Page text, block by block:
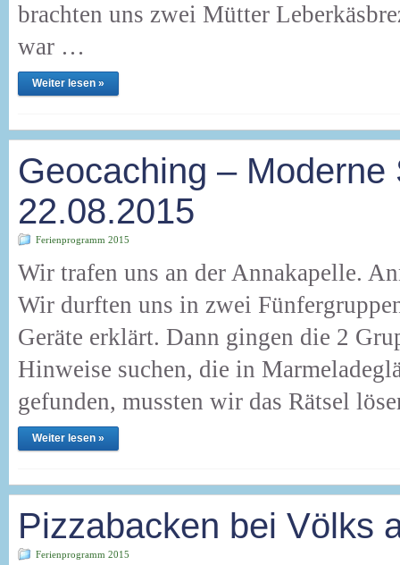
brachten uns zwei Mütter
war …
Weiter lesen »
Geocaching –
22.08.2015
Ferienprogramm 2015
Wir trafen uns an der Annakapelle.
Wir durften uns in zwei
Geräte erklärt. Dann gingen die 2
Hinweise suchen, die in
gefunden, mussten wir das Rätsel
Weiter lesen »
Pizzabacken bei Völks
Ferienprogramm 2015